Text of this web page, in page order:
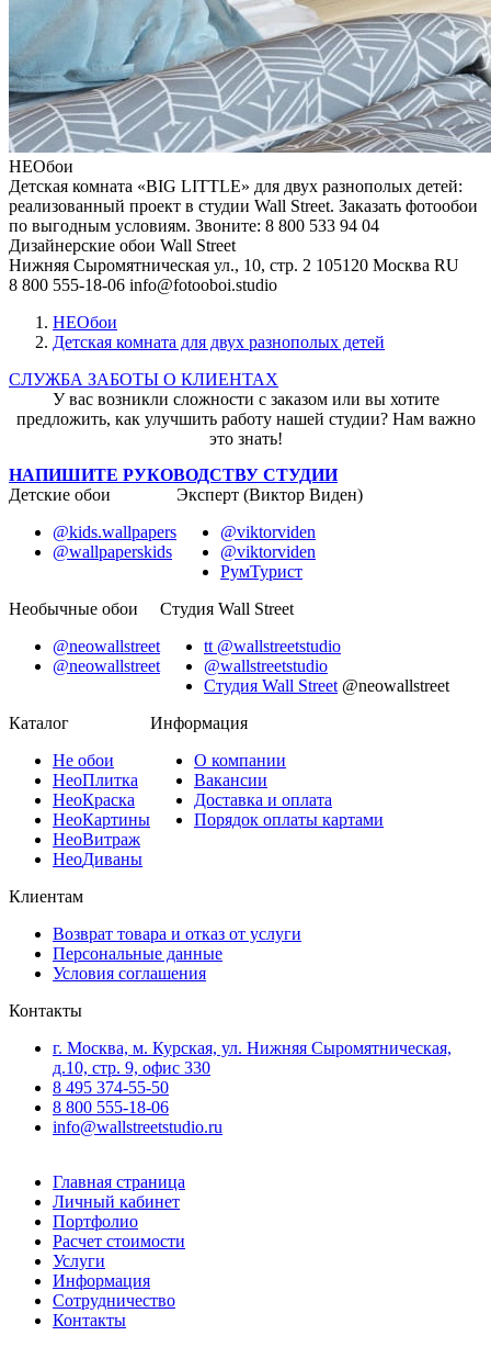
НЕОбои
Детская комната «BIG LITTLE» для двух разнополых детей:
реализованный проект в студии Wall Street. Заказать фотообои
по выгодным условиям. Звоните: 8 800 533 94 04
Дизайнерские обои Wall Street
Нижняя Сыромятническая ул., 10, стр. 2 105120 Москва RU
8 800 555-18-06 info@fotooboi.studio
НЕОбои
Детская комната для двух разнополых детей
СЛУЖБА ЗАБОТЫ О КЛИЕНТАХ
У вас возникли сложности с заказом или вы хотите
предложить, как улучшить работу нашей студии? Нам важно
это знать!
НАПИШИТЕ РУКОВОДСТВУ СТУДИИ
Детские обои
@kids.wallpapers
@wallpaperskids
Эксперт (Виктор Виден)
@viktorviden
@viktorviden
РумТурист
Необычные обои
@neowallstreet
@neowallstreet
Студия Wall Street
tt @wallstreetstudio
@wallstreetstudio
Студия Wall Street @neowallstreet
Каталог
Не обои
НеоПлитка
НеоКраска
НеоКартины
НеоВитраж
НеоДиваны
Информация
О компании
Вакансии
Доставка и оплата
Порядок оплаты картами
Клиентам
Возврат товара и отказ от услуги
Персональные данные
Условия соглашения
Контакты
г. Москва, м. Курская, ул. Нижняя Сыромятническая,
д.10, стр. 9, офис 330
8 495 374-55-50
8 800 555-18-06
info@wallstreetstudio.ru
Главная страница
Личный кабинет
Портфолио
Расчет стоимости
Услуги
Информация
Сотрудничество
Контакты